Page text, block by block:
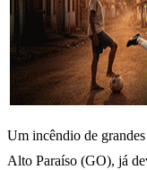
Um incêndio de
Alto Paraíso (GO), já